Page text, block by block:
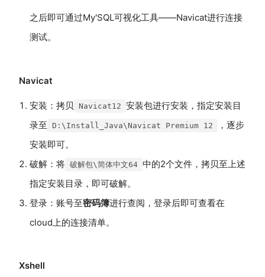
之后即可通过My'SQL可视化工具——Navicat进行连接
测试。
Navicat
安装：拷贝 Navicat12 安装包进行安装，指定安装目
录至
D:\Install_Java\Navicat Premium 12
，逐步
安装即可。
破解：将 破解包\简体中文64 中的2个文件，拷贝至上述
指定安装目录，即可破解。
登录：账号至密码簿进行查阅，登录后即可查看在
cloud上的连接清单。
Xshell